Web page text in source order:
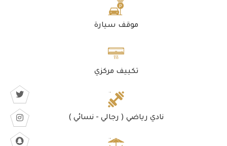
موقف سيارة
تكييف مركزي
نادي رياضي ( رجالي - نسائي )